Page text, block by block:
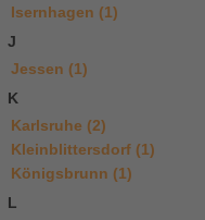
Isernhagen (1)
J
Jessen (1)
K
Karlsruhe (2)
Kleinblittersdorf (1)
Königsbrunn (1)
L